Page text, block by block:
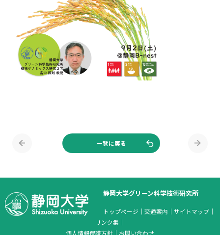
一覧に戻る
静岡大学グリーン科学技術研究所
トップページ ｜ 交通案内 ｜ サイトマップ ｜
リンク集 ｜
個人情報保護方針 ｜ お問い合わせ